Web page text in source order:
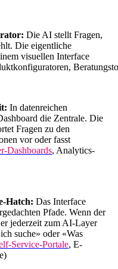
Die AI stellt Fragen,
Die eigentliche
visuellen Interface
In datenreichen
die Zentrale. Die
Fragen zu den
vor oder fasst
Dashboards, Analytics-
Hatch: Das Interface
Pfade. Wenn der
jederzeit zum AI-Layer
suche» oder «Was
Service-Portale, E-